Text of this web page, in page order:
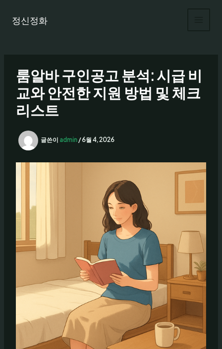
정신정화
룸알바 구인공고 분석: 시급 비
교와 안전한 지원 방법 및 체크
리스트
글쓴이 admin/6월 4, 2026